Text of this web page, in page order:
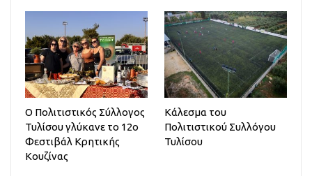
Ο Πολιτιστικός Σύλλογος
Τυλίσου γλύκανε το 12ο
Φεστιβάλ Κρητικής
Κουζίνας
Κάλεσμα του
Πολιτιστικού Συλλόγου
Τυλίσου